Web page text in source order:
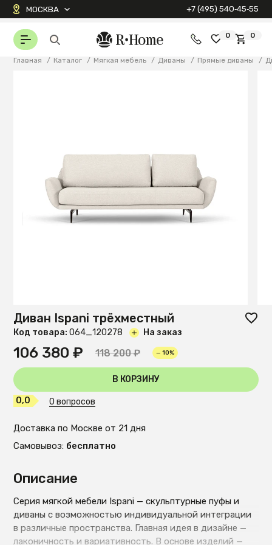
МОСКВА +7 (495) 540‑45‑55
0 0
Главная / Каталог / Мягкая мебель / Диваны / Прямые диваны /
Описание
Серия мягкой мебели Ispani — скульптурные пуфы и
диваны с возможностью индивидуальной интеграции
в различные пространства. Главная идея в дизайне —
лаконичность и вариативность. В основе изделий —
Диван Ispani трёхместный
Код товара: O64_120278 На заказ
106 380 ₽ 118 200 ₽ — 10%
В КОРЗИНУ
0,0 0 вопросов
Доставка по Москве от 21 дня
Самовывоз: бесплатно